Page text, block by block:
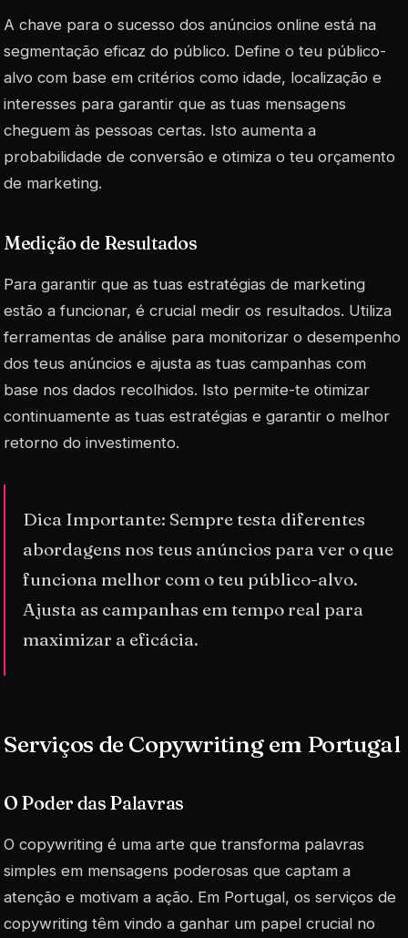
A chave para o sucesso dos anúncios online está na
segmentação eficaz do público. Define o teu público-
alvo com base em critérios como idade, localização e
interesses para garantir que as tuas mensagens
cheguem às pessoas certas. Isto aumenta a
probabilidade de conversão e otimiza o teu orçamento
de marketing.
Medição de Resultados
Para garantir que as tuas estratégias de marketing
estão a funcionar, é crucial medir os resultados. Utiliza
ferramentas de análise para monitorizar o desempenho
dos teus anúncios e ajusta as tuas campanhas com
base nos dados recolhidos. Isto permite-te otimizar
continuamente as tuas estratégias e garantir o melhor
retorno do investimento.
Dica Importante: Sempre testa diferentes
abordagens nos teus anúncios para ver o que
funciona melhor com o teu público-alvo.
Ajusta as campanhas em tempo real para
maximizar a eficácia.
Serviços de Copywriting em Portugal
O Poder das Palavras
O copywriting é uma arte que transforma palavras
simples em mensagens poderosas que captam a
atenção e motivam a ação. Em Portugal, os serviços de
copywriting têm vindo a ganhar um papel crucial no